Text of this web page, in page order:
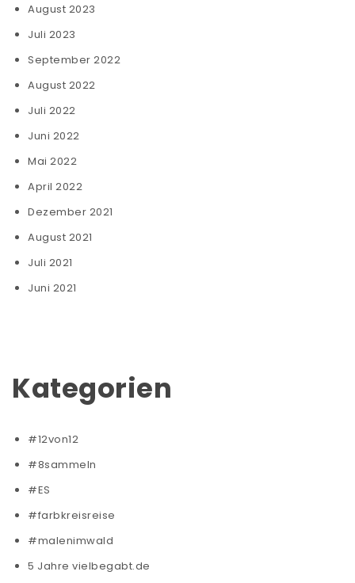
August 2023
Juli 2023
September 2022
August 2022
Juli 2022
Juni 2022
Mai 2022
April 2022
Dezember 2021
August 2021
Juli 2021
Juni 2021
Kategorien
#12von12
#8sammeln
#ES
#farbkreisreise
#malenimwald
5 Jahre vielbegabt.de